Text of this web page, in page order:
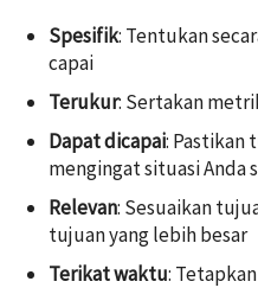
Spesifik: Tentukan
capai
Terukur: Sertakan
Dapat dicapai: Pastikan
mengingat situasi Anda
Relevan: Sesuaikan
tujuan yang lebih besar
Terikat waktu: